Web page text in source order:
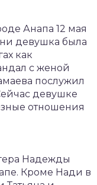
Анапа 12 мая
девушка была
как
с женой
послужил
девушке
отношения
Надежды
Кроме Нади в